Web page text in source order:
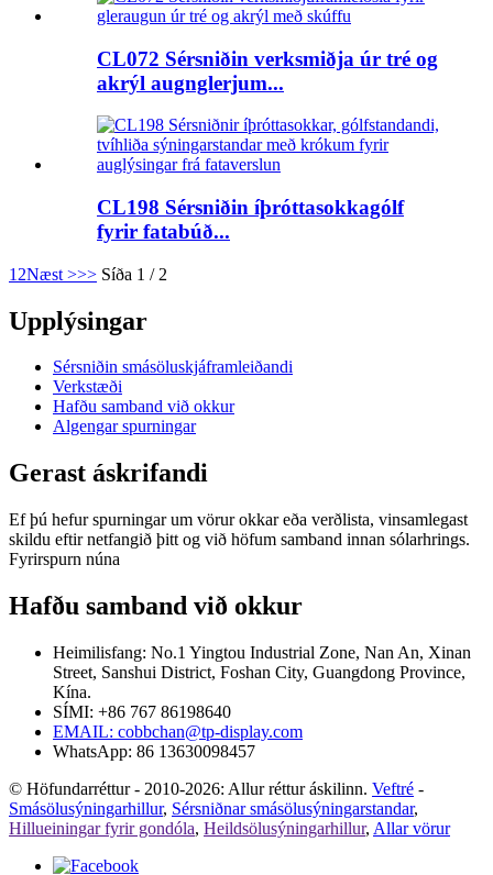
CL072 Sérsniðin verksmiðja úr tré og
akrýl augnglerjum...
CL198 Sérsniðin íþróttasokkagólf
fyrir fatabúð...
1 2Næst >>> Síða 1 / 2
Upplýsingar
Sérsniðin smásöluskjáframleiðandi
Verkstæði
Hafðu samband við okkur
Algengar spurningar
Gerast áskrifandi
Ef þú hefur spurningar um vörur okkar eða verðlista, vinsamlegast
skildu eftir netfangið þitt og við höfum samband innan sólarhrings.
Fyrirspurn núna
Hafðu samband við okkur
Heimilisfang: No.1 Yingtou Industrial Zone, Nan An, Xinan
Street, Sanshui District, Foshan City, Guangdong Province,
Kína.
SÍMI: +86 767 86198640
EMAIL: cobbchan@tp-display.com
WhatsApp: 86 13630098457
© Höfundarréttur - 2010-2026: Allur réttur áskilinn. Veftré -
Smásölusýningarhillur, Sérsniðnar smásölusýningarstandar,
Hillueiningar fyrir gondóla, Heildsölusýningarhillur, Allar vörur